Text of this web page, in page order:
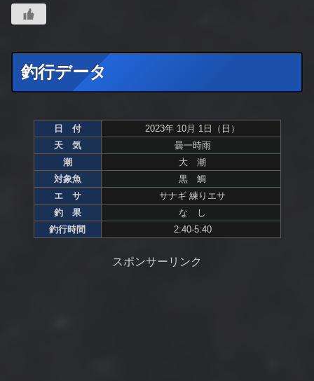
釣行データ
日 付
2023年 10月 1日（日）
天 気
曇一時雨
潮
大 潮
対象魚
黒 鯛
エ サ
サナギ 練りエサ
釣 果
な し
釣行時間
2:40-5:40
スポンサーリンク